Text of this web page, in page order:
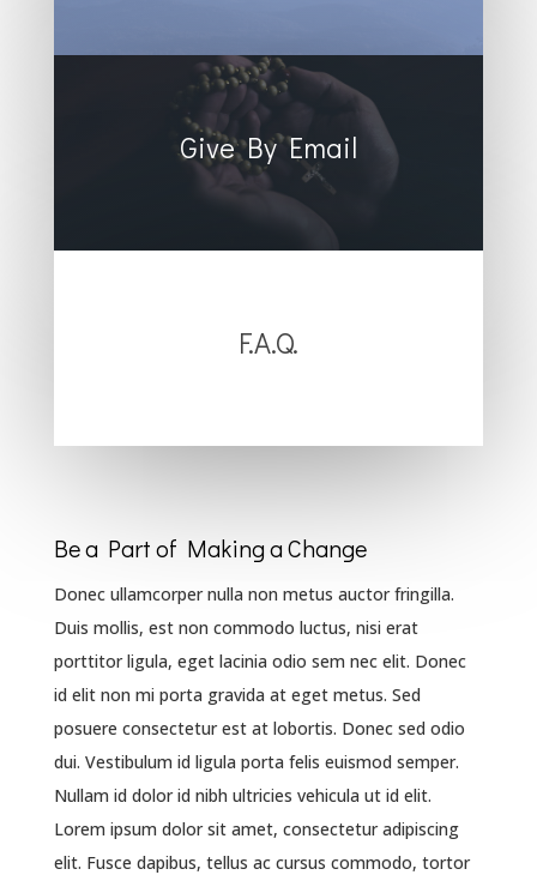
Give By Email
F.A.Q.
Be a Part of Making a Change
Donec ullamcorper nulla non metus auctor fringilla.
Duis mollis, est non commodo luctus, nisi erat
porttitor ligula, eget lacinia odio sem nec elit. Donec
id elit non mi porta gravida at eget metus. Sed
posuere consectetur est at lobortis. Donec sed odio
dui. Vestibulum id ligula porta felis euismod semper.
Nullam id dolor id nibh ultricies vehicula ut id elit.
Lorem ipsum dolor sit amet, consectetur adipiscing
elit. Fusce dapibus, tellus ac cursus commodo, tortor